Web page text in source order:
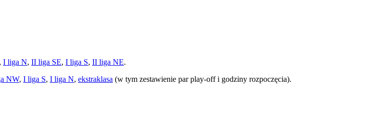
, I liga N, II liga SE, I liga S, II liga NE.
NW, I liga S, I liga N, ekstraklasa (w tym zestawienie par play-off i godziny rozpoczęcia).